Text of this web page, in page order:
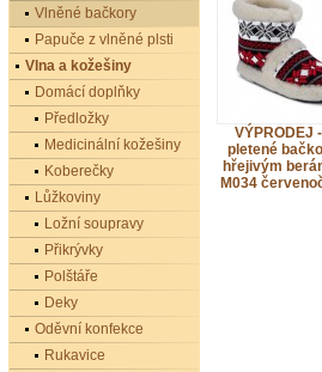
VÝPRODEJ
pletené
hřejivým
M034
Vlněné bačkory
Papuče z vlněné plsti
Vlna a kožešiny
Domácí doplňky
Předložky
Medicinální kožešiny
Koberečky
Lůžkoviny
Ložní soupravy
Přikrývky
Polštáře
Deky
Oděvní konfekce
Rukavice